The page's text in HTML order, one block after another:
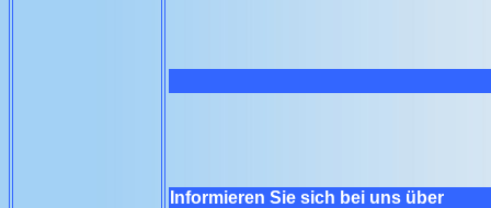
Informieren Sie sich bei uns über